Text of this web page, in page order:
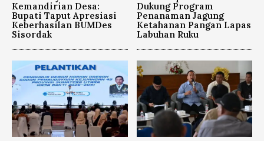
Kemandirian Desa:
Bupati Taput Apresiasi
Keberhasilan BUMDes
Sisordak
Dukung Program
Penanaman Jagung
Ketahanan Pangan Lapas
Labuhan Ruku